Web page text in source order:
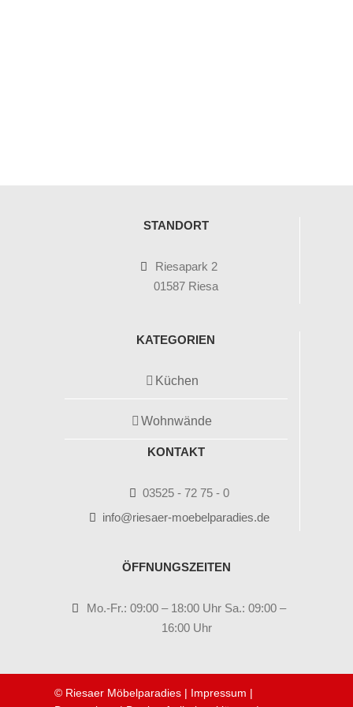
STANDORT
Riesapark 2
01587 Riesa
KATEGORIEN
Küchen
Wohnwände
KONTAKT
03525 - 72 75 - 0
info@riesaer-moebelparadies.de
ÖFFNUNGSZEITEN
Mo.-Fr.: 09:00 – 18:00 Uhr Sa.: 09:00 –
16:00 Uhr
© Riesaer Möbelparadies | Impressum |